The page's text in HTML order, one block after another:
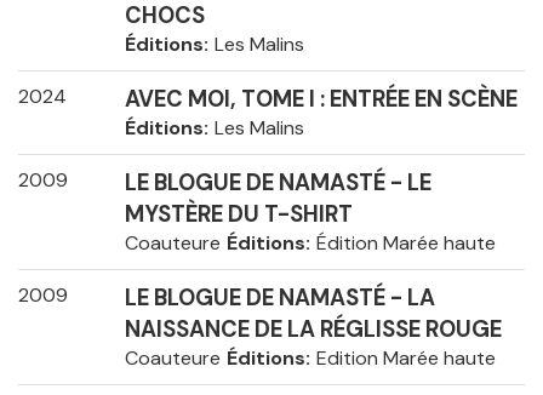
CHOCS
Éditions Les Malins
2024 AVEC MOI, TOME I : ENTRÉE EN SCÈNE
Éditions Les Malins
2009
LE BLOGUE DE NAMASTÉ - LE
MYSTÈRE DU T-SHIRT
Coauteure Éditions Édition Marée haute
2009
LE BLOGUE DE NAMASTÉ - LA
NAISSANCE DE LA RÉGLISSE ROUGE
Coauteure Éditions Edition Marée haute